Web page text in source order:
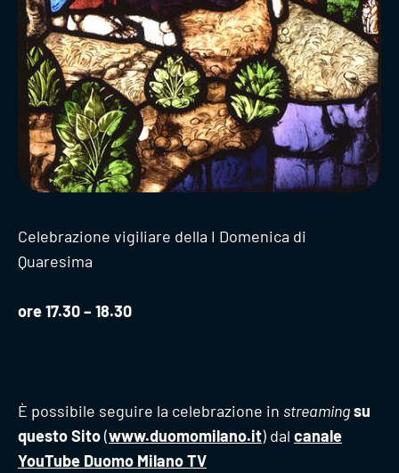
Celebrazione vigiliare della I Domenica di
Quaresima
ore 17.30 – 18.30
È possibile seguire la celebrazione in streamingsu
questo Sito(www.duomomilano.it) dal canale
YouTube Duomo Milano TV